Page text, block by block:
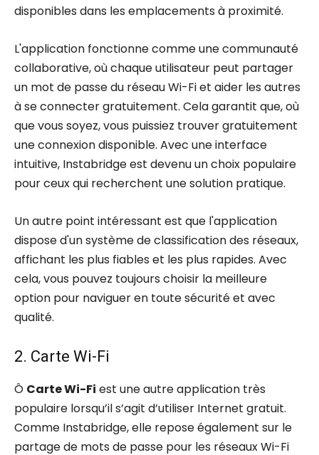
disponibles dans les emplacements à proximité.
L'application fonctionne comme une communauté
collaborative, où chaque utilisateur peut partager
un mot de passe du réseau Wi-Fi et aider les autres
à se connecter gratuitement. Cela garantit que, où
que vous soyez, vous puissiez trouver gratuitement
une connexion disponible. Avec une interface
intuitive, Instabridge est devenu un choix populaire
pour ceux qui recherchent une solution pratique.
Un autre point intéressant est que l'application
dispose d'un système de classification des réseaux,
affichant les plus fiables et les plus rapides. Avec
cela, vous pouvez toujours choisir la meilleure
option pour naviguer en toute sécurité et avec
qualité.
2. Carte Wi-Fi
Ô Carte Wi-Fi est une autre application très
populaire lorsqu’il s’agit d’utiliser Internet gratuit.
Comme Instabridge, elle repose également sur le
partage de mots de passe pour les réseaux Wi-Fi